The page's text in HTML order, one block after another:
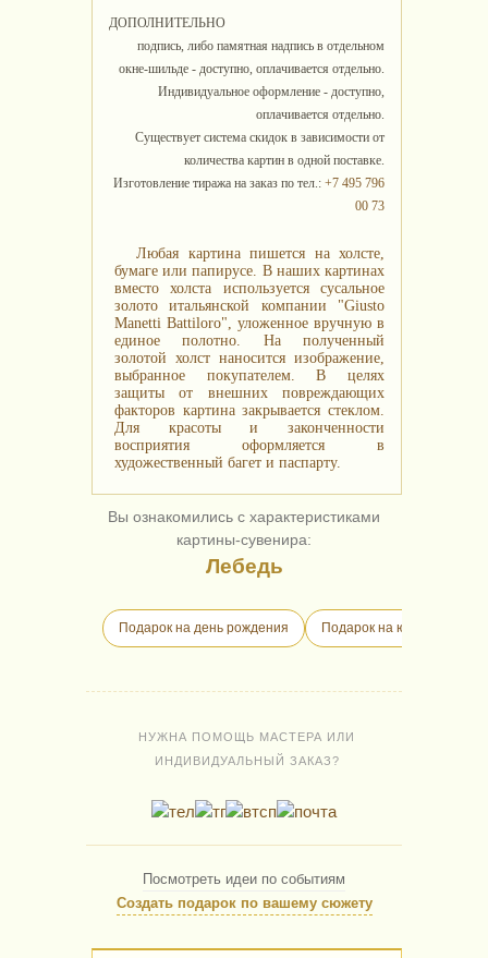
ДОПОЛНИТЕЛЬНО
подпись, либо памятная надпись в отдельном
окне-шильде - доступно, оплачивается отдельно.
Индивидуальное оформление - доступно,
оплачивается отдельно.
Существует система скидок в зависимости от
количества картин в одной поставке.
Изготовление тиража на заказ по тел.: +7 495 796
00 73
Любая картина пишется на холсте,
бумаге или папирусе. В наших картинах
вместо холста используется сусальное
золото итальянской компании "Giusto
Manetti Battiloro", уложенное вручную в
единое полотно. На полученный
золотой холст наносится изображение,
выбранное покупателем. В целях
защиты от внешних повреждающих
факторов картина закрывается стеклом.
Для красоты и законченности
восприятия оформляется в
художественный багет и паспарту.
Вы ознакомились с характеристиками
картины-сувенира:
Лебедь
Подарок на день рождения Подарок на юбилей
НУЖНА ПОМОЩЬ МАСТЕРА ИЛИ
ИНДИВИДУАЛЬНЫЙ ЗАКАЗ?
Посмотреть идеи по событиям
Создать подарок по вашему сюжету